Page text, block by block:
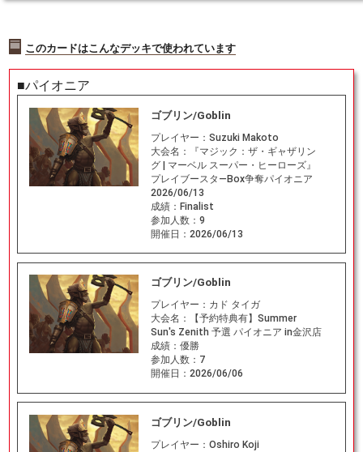
このカードはこんなデッキで使われています
■パイオニア
ゴブリン/Goblin
プレイヤー： Suzuki Makoto
大会名：
『マジック：ザ・ギャザリン
グ | マーベル スーパー・ヒーローズ』
プレイブースタ―Box争奪パイオニア
2026/06/13
成績： Finalist
参加人数： 9
開催日： 2026/06/13
ゴブリン/Goblin
プレイヤー： カド タイガ
大会名：
【予約特典有】Summer
Sun's Zenith 予選 パイオニア in金沢店
成績： 優勝
参加人数： 7
開催日： 2026/06/06
ゴブリン/Goblin
プレイヤー： Oshiro Koji